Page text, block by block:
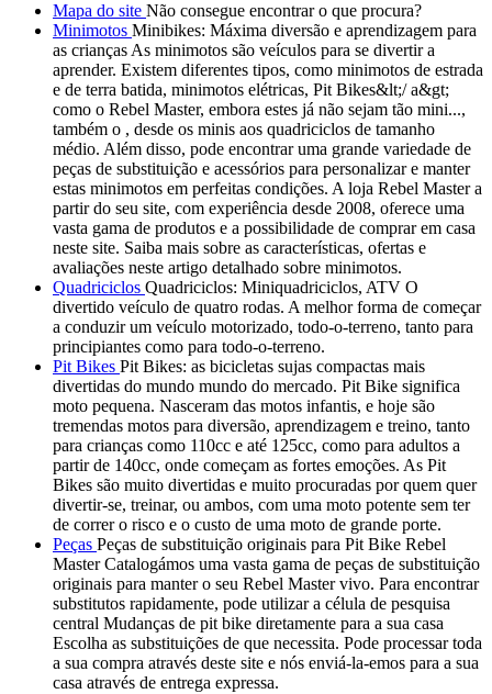
Mapa do site Não consegue encontrar o que procura?
Minimotos Minibikes: Máxima diversão e aprendizagem para
as crianças As minimotos são veículos para se divertir a
aprender. Existem diferentes tipos, como minimotos de estrada
e de terra batida, minimotos elétricas, Pit Bikes&lt;/ a&gt;
como o Rebel Master, embora estes já não sejam tão mini...,
também o , desde os minis aos quadriciclos de tamanho
médio. Além disso, pode encontrar uma grande variedade de
peças de substituição e acessórios para personalizar e manter
estas minimotos em perfeitas condições. A loja Rebel Master a
partir do seu site, com experiência desde 2008, oferece uma
vasta gama de produtos e a possibilidade de comprar em casa
neste site. Saiba mais sobre as características, ofertas e
avaliações neste artigo detalhado sobre minimotos.
Quadriciclos Quadriciclos: Miniquadriciclos, ATV O
divertido veículo de quatro rodas. A melhor forma de começar
a conduzir um veículo motorizado, todo-o-terreno, tanto para
principiantes como para todo-o-terreno.
Pit Bikes Pit Bikes: as bicicletas sujas compactas mais
divertidas do mundo mundo do mercado. Pit Bike significa
moto pequena. Nasceram das motos infantis, e hoje são
tremendas motos para diversão, aprendizagem e treino, tanto
para crianças como 110cc e até 125cc, como para adultos a
partir de 140cc, onde começam as fortes emoções. As Pit
Bikes são muito divertidas e muito procuradas por quem quer
divertir-se, treinar, ou ambos, com uma moto potente sem ter
de correr o risco e o custo de uma moto de grande porte.
Peças Peças de substituição originais para Pit Bike Rebel
Master Catalogámos uma vasta gama de peças de substituição
originais para manter o seu Rebel Master vivo. Para encontrar
substitutos rapidamente, pode utilizar a célula de pesquisa
central Mudanças de pit bike diretamente para a sua casa
Escolha as substituições de que necessita. Pode processar toda
a sua compra através deste site e nós enviá-la-emos para a sua
casa através de entrega expressa.